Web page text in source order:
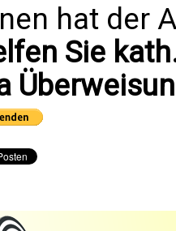
hat der
Sie